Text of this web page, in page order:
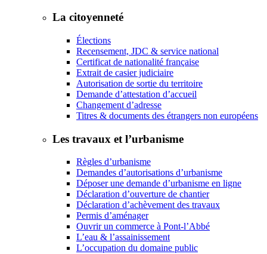
La citoyenneté
Élections
Recensement, JDC & service national
Certificat de nationalité française
Extrait de casier judiciaire
Autorisation de sortie du territoire
Demande d’attestation d’accueil
Changement d’adresse
Titres & documents des étrangers non européens
Les travaux et l’urbanisme
Règles d’urbanisme
Demandes d’autorisations d’urbanisme
Déposer une demande d’urbanisme en ligne
Déclaration d’ouverture de chantier
Déclaration d’achèvement des travaux
Permis d’aménager
Ouvrir un commerce à Pont-l’Abbé
L’eau & l’assainissement
L’occupation du domaine public